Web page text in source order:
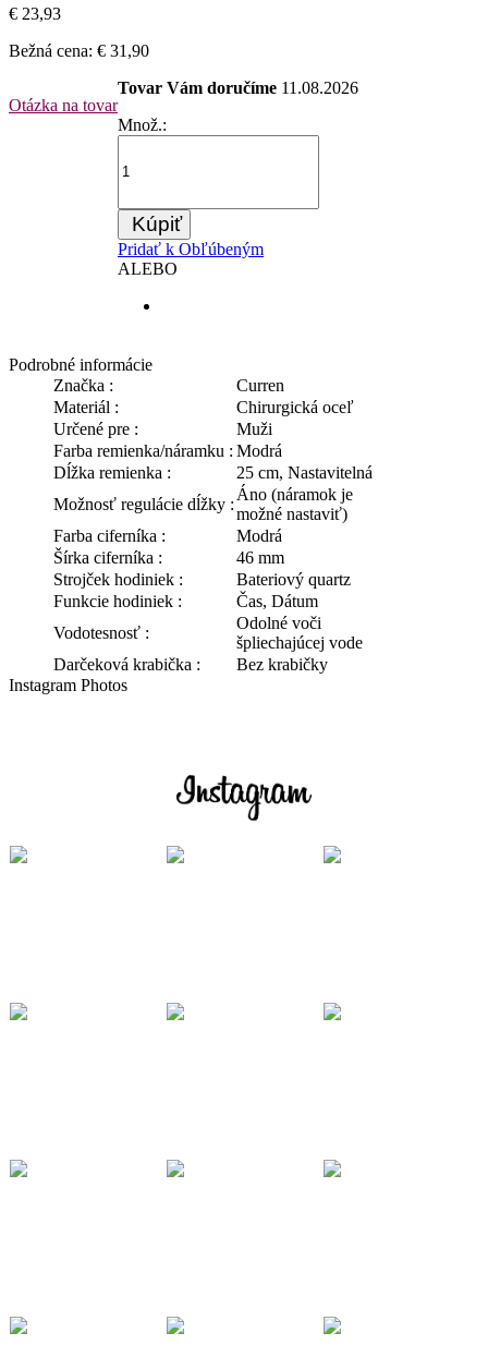
€ 23,93
Bežná cena: € 31,90
Otázka na tovar
Tovar Vám doručíme 11.08.2026
Množ.:
Kúpiť
Pridať k Obľúbeným
ALEBO
Podrobné informácie
Značka :
Curren
Materiál :
Chirurgická oceľ
Určené pre :
Muži
Farba remienka/náramku : Modrá
Dĺžka remienka :
25 cm, Nastavitelná
Možnosť regulácie dĺžky :
Áno (náramok je
možné nastaviť)
Farba ciferníka :
Modrá
Šírka ciferníka :
46 mm
Strojček hodiniek :
Bateriový quartz
Funkcie hodiniek :
Čas, Dátum
Vodotesnosť :
Odolné voči
špliechajúcej vode
Darčeková krabička :
Bez krabičky
Instagram Photos